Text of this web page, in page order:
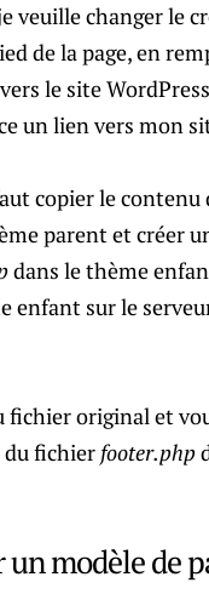
veuille changer le
de la page, en
le site
un lien vers mon
copier le
parent et créer
dans le thème
enfant sur le
fichier original et
du fichier footer.php
un modèle de